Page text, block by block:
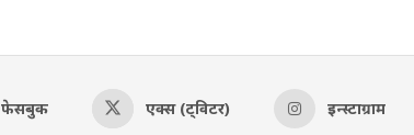
फेसबुक एक्स (ट्विटर) इन्स्टाग्राम